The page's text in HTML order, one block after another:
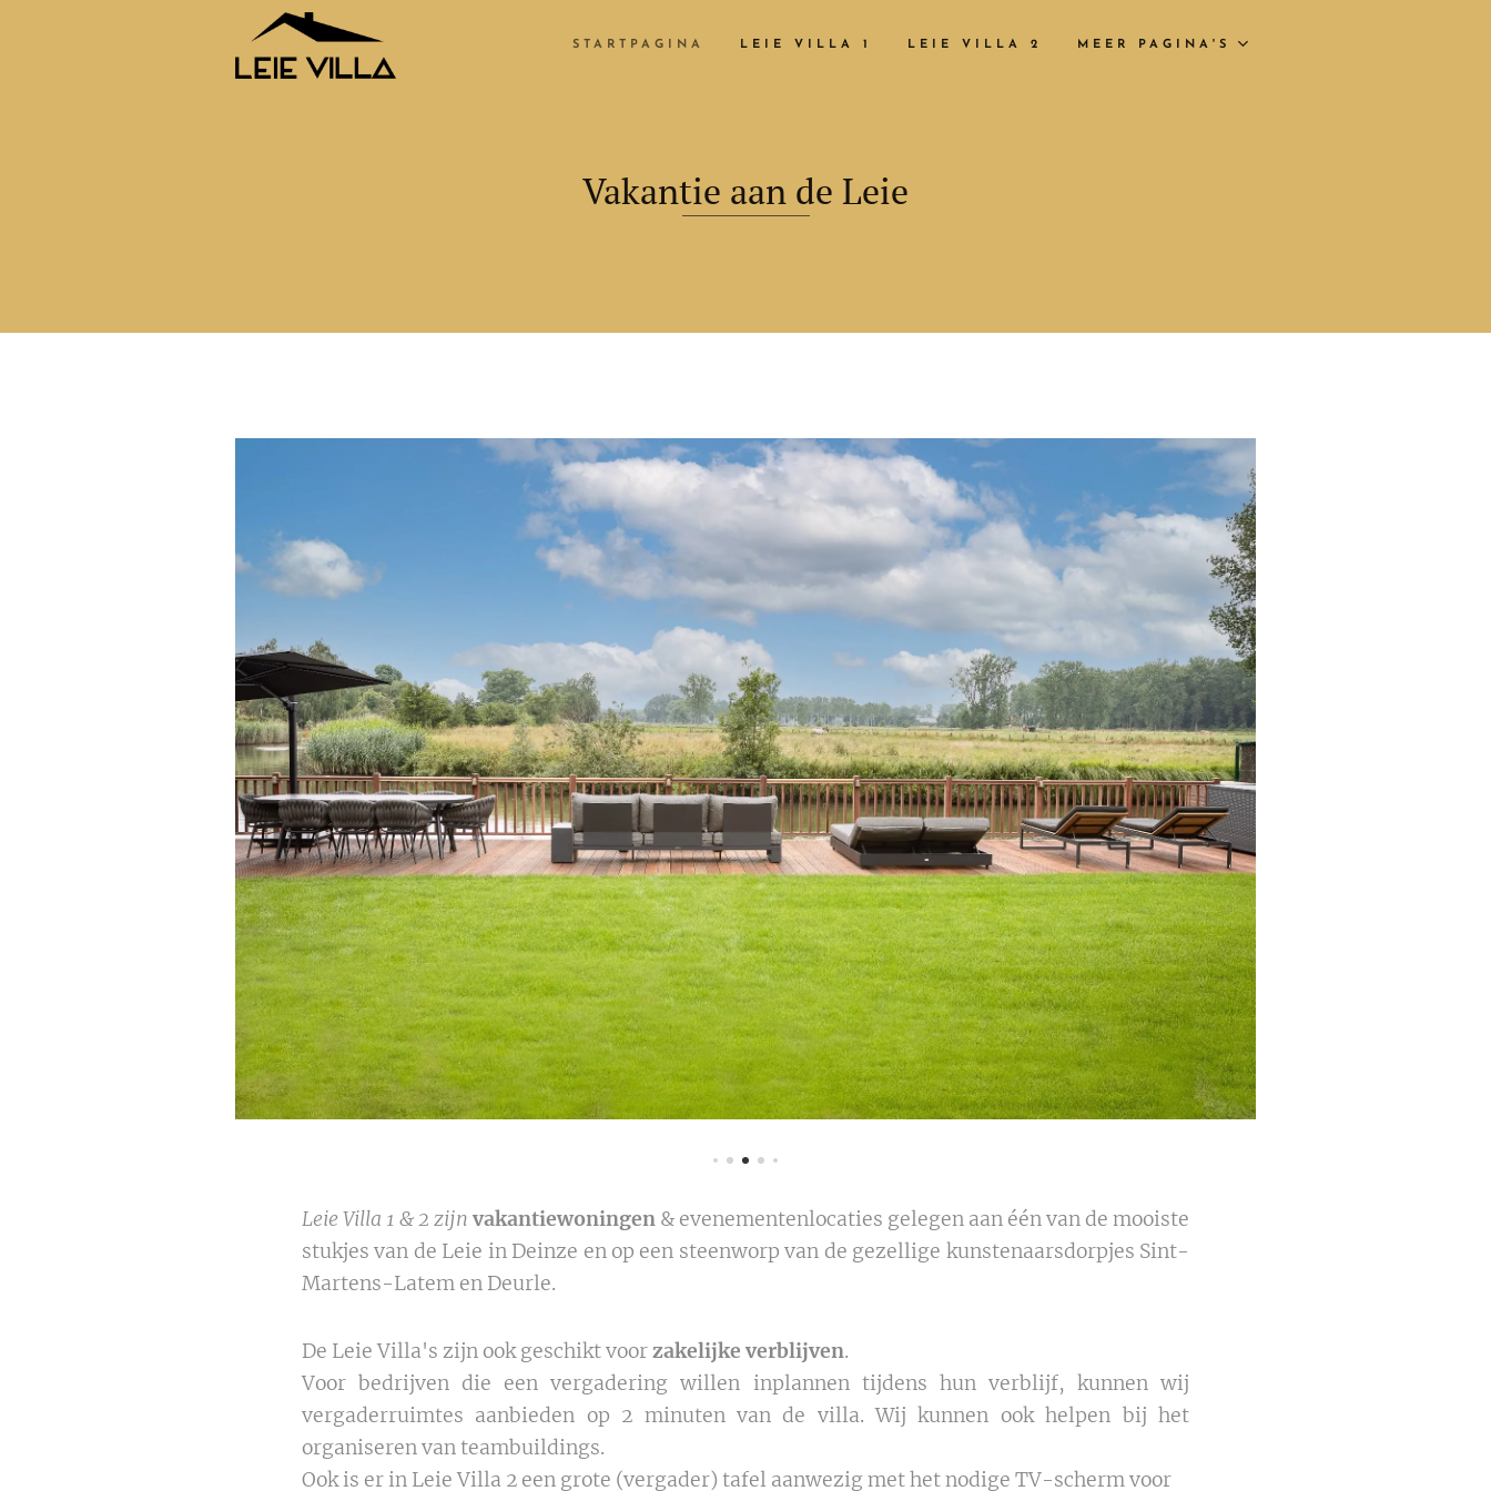
STARTPAGINA LEIE VILLA 1 LEIE VILLA 2 MEER PAGINA'S
Vakantie aan de Leie
Leie Villa 1 & 2 zijn vakantiewoningen & evenementenlocaties gelegen aan één van de mooiste
stukjes van de Leie in Deinze en op een steenworp van de gezellige kunstenaarsdorpjes Sint-
Martens-Latem en Deurle.
De Leie Villa's zijn ook geschikt voorzakelijke verblijven.
Voor bedrijven die een vergadering willen inplannen tijdens hun verblijf, kunnen wij
vergaderruimtes aanbieden op 2 minuten van de villa. Wij kunnen ook helpen bij het
organiseren van teambuildings.
Ook is er in Leie Villa 2 een grote (vergader) tafel aanwezig met het nodige TV-scherm voor